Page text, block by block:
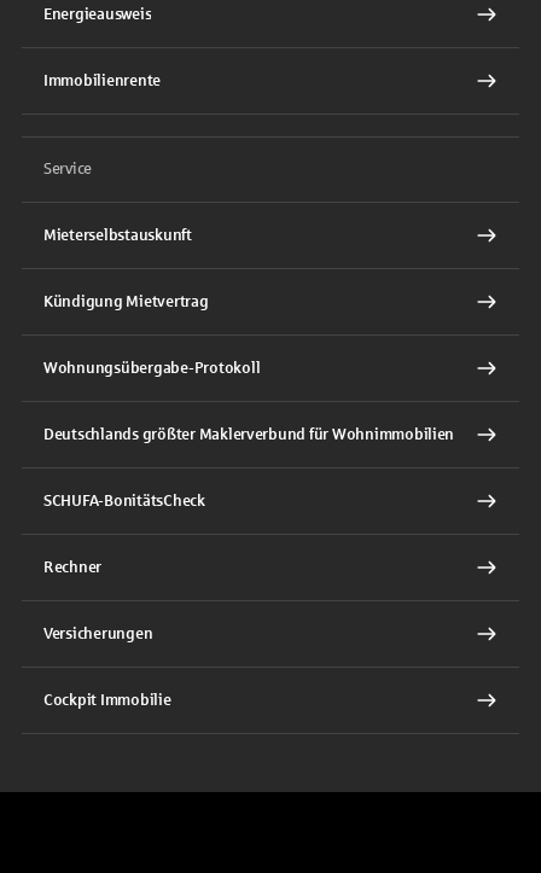
Energieausweis
Immobilienrente
Service
Mieterselbstauskunft
Kündigung Mietvertrag
Wohnungsübergabe-Protokoll
Deutschlands größter Maklerverbund für Wohnimmobilien
SCHUFA-BonitätsCheck
Rechner
Versicherungen
Cockpit Immobilie